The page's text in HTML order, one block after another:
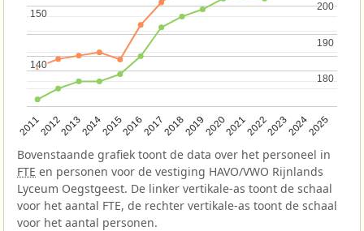
201120122013201420152016201720182019202020212022202320242025
140
140
150
150
180
180
190
190
200
200
Bovenstaande grafiek toont de data over het personeel in
FTE en personen voor de vestiging HAVO/VWO Rijnlands
Lyceum Oegstgeest. De linker vertikale-as toont de schaal
voor het aantal FTE, de rechter vertikale-as toont de schaal
voor het aantal personen.